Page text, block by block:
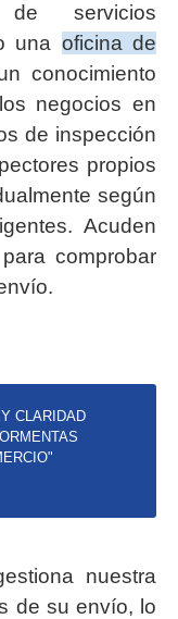
servicios
una oficina de
conocimiento
negocios en
de inspección
propios
según
Acuden
comprobar
CLARIDAD
nuestra
de su envío, lo